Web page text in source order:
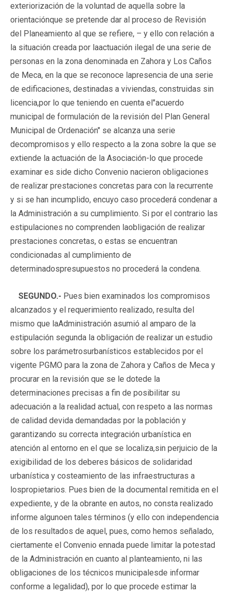
exteriorización de la voluntad de aquella sobre la
orientaciónque se pretende dar al proceso de Revisión
del Planeamiento al que se refiere, – y ello con relación a
la situación creada por laactuación ilegal de una serie de
personas en la zona denominada en Zahora y Los Caños
de Meca, en la que se reconoce lapresencia de una serie
de edificaciones, destinadas a viviendas, construidas sin
licencia,por lo que teniendo en cuenta el"acuerdo
municipal de formulación de la revisión del Plan General
Municipal de Ordenación" se alcanza una serie
decompromisos y ello respecto a la zona sobre la que se
extiende la actuación de la Asociación-lo que procede
examinar es side dicho Convenio nacieron obligaciones
de realizar prestaciones concretas para con la recurrente
y si se han incumplido, encuyo caso procederá condenar a
la Administración a su cumplimiento. Si por el contrario las
estipulaciones no comprenden laobligación de realizar
prestaciones concretas, o estas se encuentran
condicionadas al cumplimiento de
determinadospresupuestos no procederá la condena.
SEGUNDO.- Pues bien examinados los compromisos
alcanzados y el requerimiento realizado, resulta del
mismo que laAdministración asumió al amparo de la
estipulación segunda la obligación de realizar un estudio
sobre los parámetrosurbanísticos establecidos por el
vigente PGMO para la zona de Zahora y Caños de Meca y
procurar en la revisión que se le dotede la
determinaciones precisas a fin de posibilitar su
adecuación a la realidad actual, con respeto a las normas
de calidad devida demandadas por la población y
garantizando su correcta integración urbanística en
atención al entorno en el que se localiza,sin perjuicio de la
exigibilidad de los deberes básicos de solidaridad
urbanística y costeamiento de las infraestructuras a
lospropietarios. Pues bien de la documental remitida en el
expediente, y de la obrante en autos, no consta realizado
informe algunoen tales términos (y ello con independencia
de los resultados de aquel, pues, como hemos señalado,
ciertamente el Convenio ennada puede limitar la potestad
de la Administración en cuanto al planteamiento, ni las
obligaciones de los técnicos municipalesde informar
conforme a legalidad), por lo que procede estimar la